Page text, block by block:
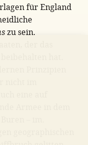
für England
zu sein.